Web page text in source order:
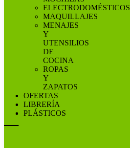
ELECTRODOMÉSTICOS
MAQUILLAJES
MENAJES
Y
UTENSILIOS
DE
COCINA
ROPAS
Y
ZAPATOS
OFERTAS
LIBRERÍA
PLÁSTICOS